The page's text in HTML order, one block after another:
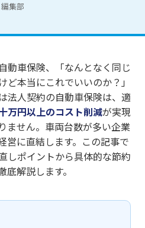
集部
動車保険、「なんとなく同じ
本当にこれでいいのか？」
法人契約の自動車保険は、適
万円以上のコスト削減が実現
ません。車両台数が多い企業
営に直結します。この記事で
しポイントから具体的な節約
解説します。